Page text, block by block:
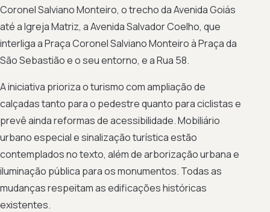
Coronel Salviano Monteiro, o trecho da Avenida Goiás
até a Igreja Matriz, a Avenida Salvador Coelho, que
interliga a Praça Coronel Salviano Monteiro à Praça da
São Sebastião e o seu entorno, e a Rua 58.
A iniciativa prioriza o turismo com ampliação de
calçadas tanto para o pedestre quanto para ciclistas e
prevê ainda reformas de acessibilidade. Mobiliário
urbano especial e sinalização turística estão
contemplados no texto, além de arborização urbana e
iluminação pública para os monumentos. Todas as
mudanças respeitam as edificações históricas
existentes.